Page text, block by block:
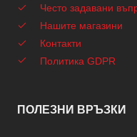
Често задавани
Нашите магазини
Контакти
Политика GDPR
ПОЛЕЗНИ ВРЪЗКИ